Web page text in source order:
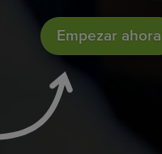
Empezar ahora